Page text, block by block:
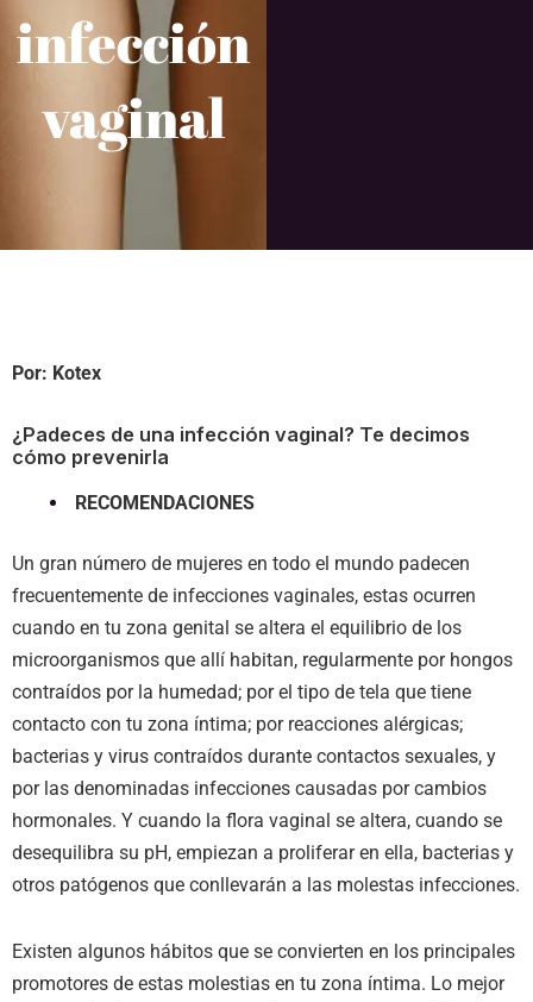
infección
vaginal
Por: Kotex
¿Padeces de una infección vaginal? Te decimos
cómo prevenirla
RECOMENDACIONES
Un gran número de mujeres en todo el mundo padecen
frecuentemente de infecciones vaginales, estas ocurren
cuando en tu zona genital se altera el equilibrio de los
microorganismos que allí habitan, regularmente por hongos
contraídos por la humedad; por el tipo de tela que tiene
contacto con tu zona íntima; por reacciones alérgicas;
bacterias y virus contraídos durante contactos sexuales, y
por las denominadas infecciones causadas por cambios
hormonales. Y cuando la flora vaginal se altera, cuando se
desequilibra su pH, empiezan a proliferar en ella, bacterias y
otros patógenos que conllevarán a las molestas infecciones.
Existen algunos hábitos que se convierten en los principales
promotores de estas molestias en tu zona íntima. Lo mejor